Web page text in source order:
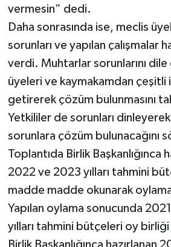
vermesin” dedi.
Daha sonrasında ise, meclis
sorunları ve yapılan çalışmalar
verdi. Muhtarlar sorunlarını
üyeleri ve kaymakamdan çeşitli
getirerek çözüm bulunmasını
Yetkililer de sorunları dinleyerek
sorunlara çözüm bulunacağını
Toplantıda Birlik Başkanlığınca
2022 ve 2023 yılları tahmini
madde madde okunarak
Yapılan oylama sonucunda
yılları tahmini bütçeleri oy
Birlik Başkanlığınca hazırlanan